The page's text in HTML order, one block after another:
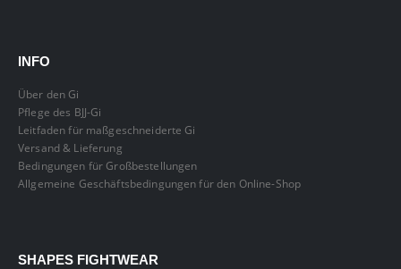
INFO
Über den Gi
Pflege des BJJ-Gi
Leitfaden für maßgeschneiderte Gi
Versand & Lieferung
Bedingungen für Großbestellungen
Allgemeine Geschäftsbedingungen für den Online-Shop
SHAPES FIGHTWEAR